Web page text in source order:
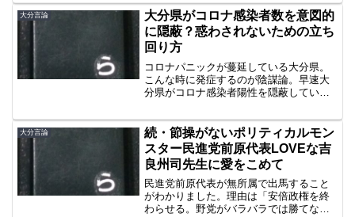
大分言論
大分県がコロナ感染者数を意図的
に隠蔽？惑わされないための立ち
回り方
コロナパニックが蔓延している大分県。
こんな時に発症するのが陰謀論。早速大
分県がコロナ感染者陽性を隠蔽している
めに。
大分言論
続・節操がないポリティカルモン
スター民進党前原代表LOVEな吉
良州司先生に愛をこめて
民進党前原代表が無所属で出馬すること
がわかりました。理由は「安倍政権を終
わらせる。野党がバラバラでは勝てな